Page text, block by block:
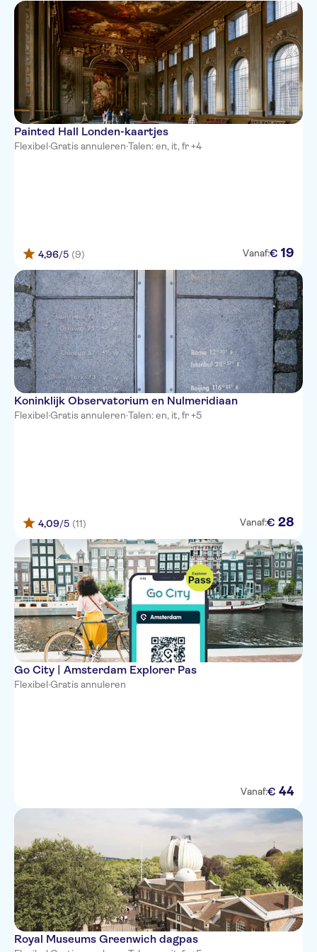
Painted Hall Londen-kaartjes
Flexibel·Gratis annuleren·Talen: en, it, fr +4
4,96/5 (9) Vanaf:€ 19
Koninklijk Observatorium en Nulmeridiaan
Flexibel·Gratis annuleren·Talen: en, it, fr +5
4,09/5 (11) Vanaf:€ 28
Go City | Amsterdam Explorer Pas
Flexibel·Gratis annuleren
Vanaf:€ 44
Royal Museums Greenwich dagpas